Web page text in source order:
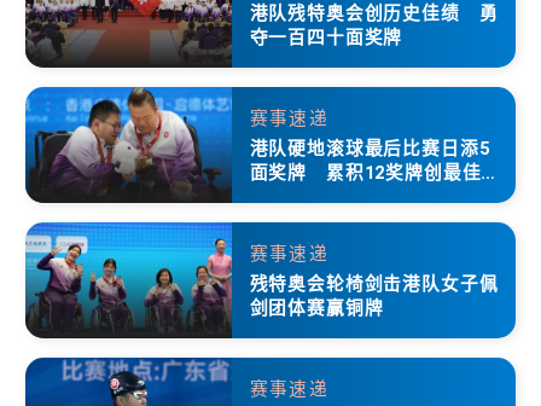
港队残特奥会创历史佳绩 勇
夺一百四十面奖牌
赛事速递
港队硬地滚球最后比赛日添5
面奖牌 累积12奖牌创最佳成
赛事速递
残特奥会轮椅剑击港队女子佩
剑团体赛赢铜牌
赛事速递